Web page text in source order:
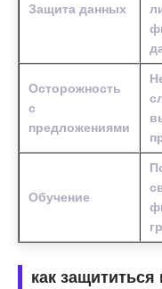
Защита данных
Осторожность
с
предложениями
Обучение
как защититься